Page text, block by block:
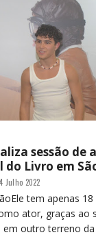
sessão de
do Livro em
Julho 2022
tem apenas
ator, graças ao
outro terreno da